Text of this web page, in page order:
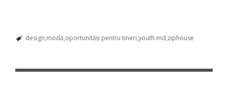
design modă oportunități pentru tineri youth.md ziphouse